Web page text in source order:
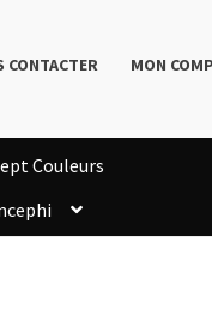
CONTACTER MON
Couleurs